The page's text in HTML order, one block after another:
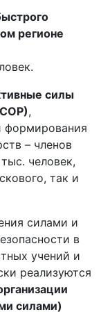
регионе
силы
,
формирования
– членов
человек,
так и
силами и
в
учений и
реализуются
силами)